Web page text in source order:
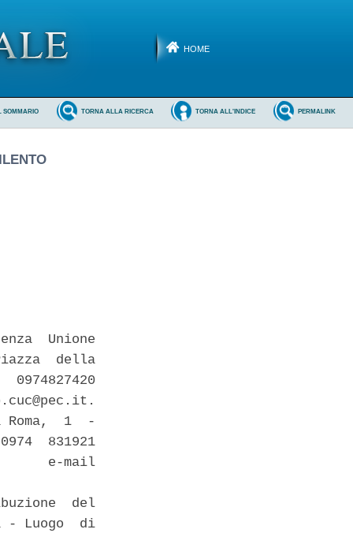
HOME
PERMALINK
TORNA ALL'INDICE
TORNA ALLA RICERCA
SOMMARIO
Unione
della
Roma,  1  -
831921
e-mail
del
- Luogo  di